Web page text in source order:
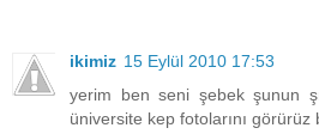
ikimiz 15 Eylül 2010 17:53
yerim ben seni şebek şunun
üniversite kep fotolarını